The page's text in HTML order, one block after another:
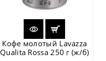
Кофе молотый Lavazza
Qualita Rossa 250 г (ж/б)